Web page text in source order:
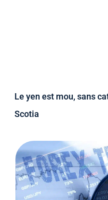
Le yen est mou, sans
Scotia